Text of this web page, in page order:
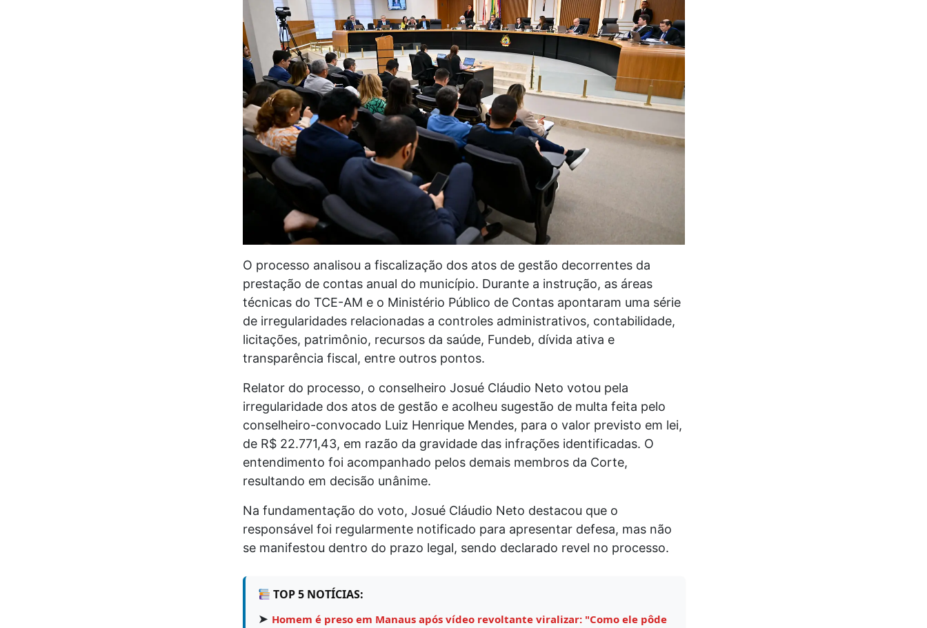
O processo analisou a fiscalização dos atos de gestão decorrentes da
prestação de contas anual do município. Durante a instrução, as áreas
técnicas do TCE-AM e o Ministério Público de Contas apontaram uma série
de irregularidades relacionadas a controles administrativos, contabilidade,
licitações, patrimônio, recursos da saúde, Fundeb, dívida ativa e
transparência fiscal, entre outros pontos.
Relator do processo, o conselheiro Josué Cláudio Neto votou pela
irregularidade dos atos de gestão e acolheu sugestão de multa feita pelo
conselheiro-convocado Luiz Henrique Mendes, para o valor previsto em lei,
de R$ 22.771,43, em razão da gravidade das infrações identificadas. O
entendimento foi acompanhado pelos demais membros da Corte,
resultando em decisão unânime.
Na fundamentação do voto, Josué Cláudio Neto destacou que o
responsável foi regularmente notificado para apresentar defesa, mas não
se manifestou dentro do prazo legal, sendo declarado revel no processo.
TOP 5 NOTÍCIAS:
➤ Homem é preso em Manaus após vídeo revoltante viralizar: "Como ele pôde